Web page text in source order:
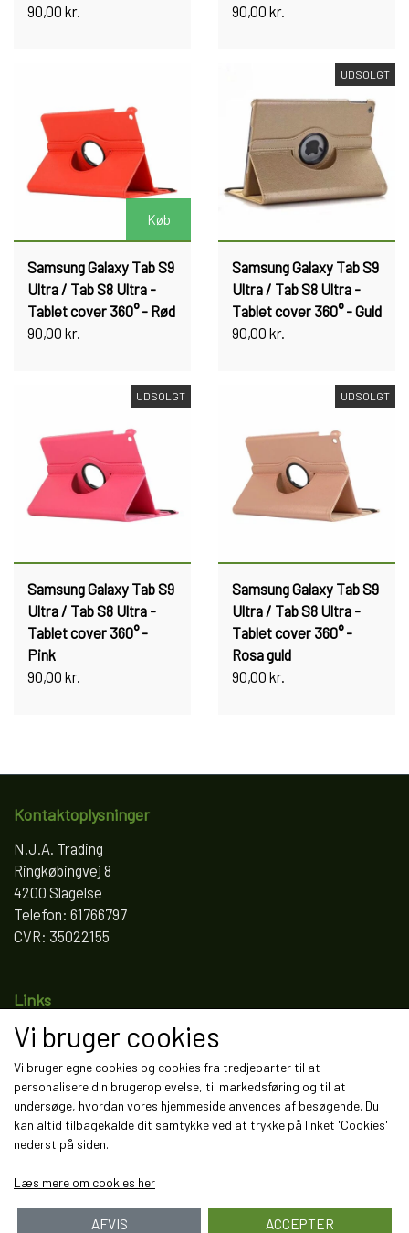
90,00 kr.
90,00 kr.
Køb
Samsung Galaxy Tab S9
Ultra / Tab S8 Ultra -
Tablet cover 360° - Rød
90,00 kr.
UDSOLGT
Samsung Galaxy Tab S9
Ultra / Tab S8 Ultra -
Tablet cover 360° - Guld
90,00 kr.
UDSOLGT
Samsung Galaxy Tab S9
Ultra / Tab S8 Ultra -
Tablet cover 360° -
Pink
90,00 kr.
UDSOLGT
Samsung Galaxy Tab S9
Ultra / Tab S8 Ultra -
Tablet cover 360° -
Rosa guld
90,00 kr.
Kontaktoplysninger
N.J.A. Trading
Ringkøbingvej 8
4200 Slagelse
Telefon: 61766797
CVR: 35022155
Links
Salgs- og leveringsbetingelser
Fortrydelse og reklamation
Kunde login
Om os
Kontakt
Vi bruger cookies
Vi bruger egne cookies og cookies fra tredjeparter til at
personalisere din brugeroplevelse, til markedsføring og til at
undersøge, hvordan vores hjemmeside anvendes af besøgende. Du
kan altid tilbagekalde dit samtykke ved at trykke på linket 'Cookies'
nederst på siden.
Læs mere om cookies her
AFVIS ACCEPTER